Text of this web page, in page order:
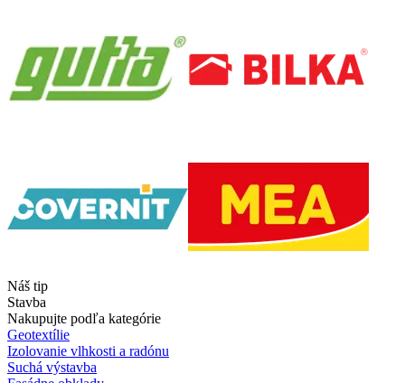
Náš tip
Stavba
Nakupujte podľa kategórie
Geotextílie
Izolovanie vlhkosti a radónu
Suchá výstavba